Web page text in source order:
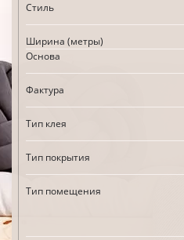
Стиль
Ширина (метры)
Основа
Фактура
Тип клея
Тип покрытия
Тип помещения